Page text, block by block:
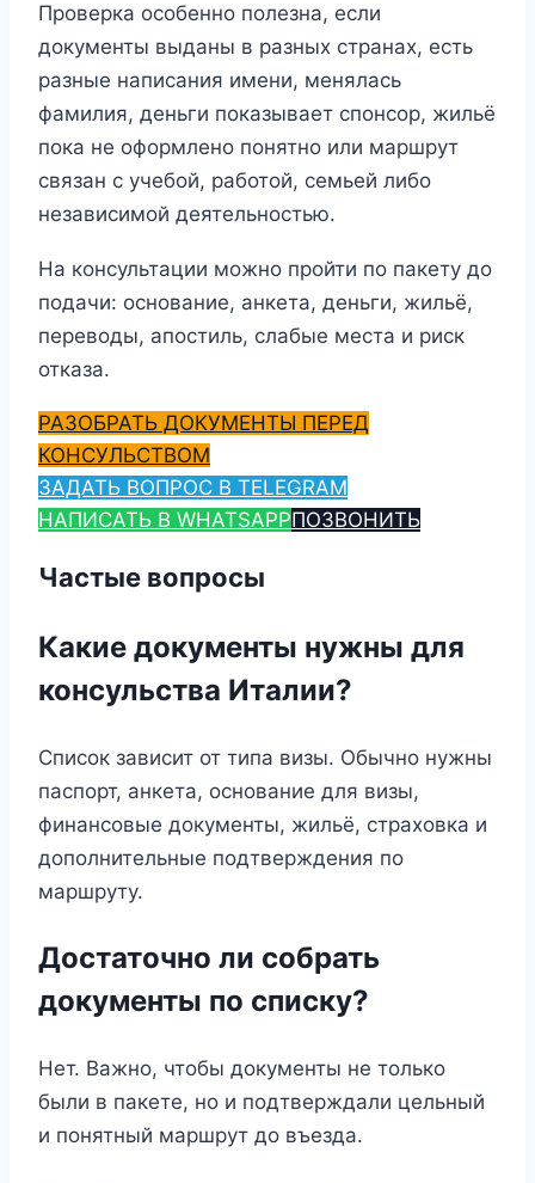
Проверка особенно полезна, если
документы выданы в разных странах, есть
разные написания имени, менялась
фамилия, деньги показывает спонсор, жильё
пока не оформлено понятно или маршрут
связан с учебой, работой, семьей либо
независимой деятельностью.
На консультации можно пройти по пакету до
подачи: основание, анкета, деньги, жильё,
переводы, апостиль, слабые места и риск
отказа.
РАЗОБРАТЬ ДОКУМЕНТЫ ПЕРЕД
КОНСУЛЬСТВОМ
ЗАДАТЬ ВОПРОС В TELEGRAM
НАПИСАТЬ В WHATSAPPПОЗВОНИТЬ
Частые вопросы
Какие документы нужны для
консульства Италии?
Список зависит от типа визы. Обычно нужны
паспорт, анкета, основание для визы,
финансовые документы, жильё, страховка и
дополнительные подтверждения по
маршруту.
Достаточно ли собрать
документы по списку?
Нет. Важно, чтобы документы не только
были в пакете, но и подтверждали цельный
и понятный маршрут до въезда.